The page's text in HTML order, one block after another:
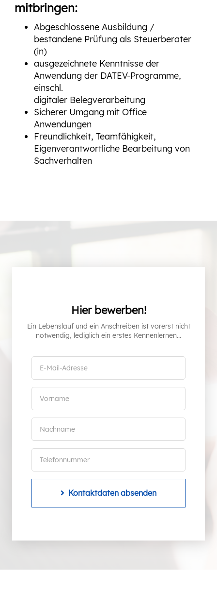
mitbringen:
Abgeschlossene Ausbildung /
bestandene Prüfung als Steuerberater
(in)
ausgezeichnete Kenntnisse der
Anwendung der DATEV-Programme,
einschl.
digitaler Belegverarbeitung
Sicherer Umgang mit Office
Anwendungen
Freundlichkeit, Teamfähigkeit,
Eigenverantwortliche Bearbeitung von
Sachverhalten
Hier bewerben!
Ein Lebenslauf und ein Anschreiben ist vorerst nicht
notwendig, lediglich ein erstes Kennenlernen...
Kontaktdaten absenden